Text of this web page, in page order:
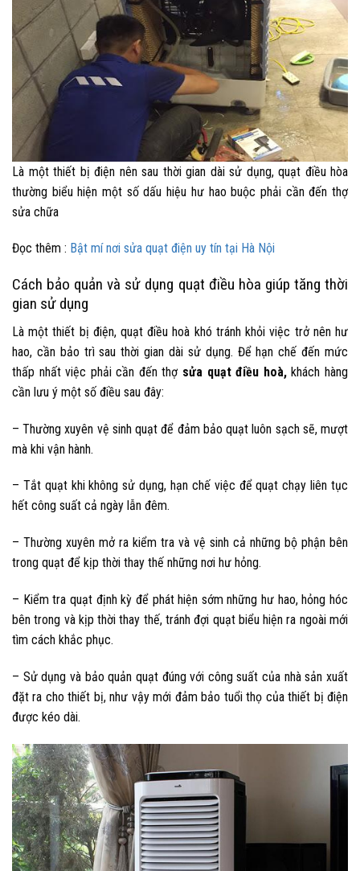
Là một thiết bị điện nên sau thời gian dài sử dụng, quạt điều hòa
thường biểu hiện một số dấu hiệu hư hao buộc phải cần đến thợ
sửa chữa
Đọc thêm : Bật mí nơi sửa quạt điện uy tín tại Hà Nội
Cách bảo quản và sử dụng quạt điều hòa giúp tăng thời
gian sử dụng
Là một thiết bị điện, quạt điều hoà khó tránh khỏi việc trở nên hư
hao, cần bảo trì sau thời gian dài sử dụng. Để hạn chế đến mức
thấp nhất việc phải cần đến thợ sửa quạt điều hoà,khách hàng
cần lưu ý một số điều sau đây:
– Thường xuyên vệ sinh quạt để đảm bảo quạt luôn sạch sẽ, mượt
mà khi vận hành.
– Tắt quạt khi không sử dụng, hạn chế việc để quạt chạy liên tục
hết công suất cả ngày lẫn đêm.
– Thường xuyên mở ra kiểm tra và vệ sinh cả những bộ phận bên
trong quạt để kịp thời thay thế những nơi hư hỏng.
– Kiểm tra quạt định kỳ để phát hiện sớm những hư hao, hỏng hóc
bên trong và kịp thời thay thế, tránh đợi quạt biểu hiện ra ngoài mới
tìm cách khắc phục.
– Sử dụng và bảo quản quạt đúng với công suất của nhà sản xuất
đặt ra cho thiết bị, như vậy mới đảm bảo tuổi thọ của thiết bị điện
được kéo dài.